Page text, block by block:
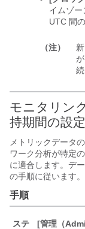
イムゾー
UTC 間
（注）
モニタリン
持期間の設定
メトリックデータ
ワーク分析が特定
に適合します。デ
の手順に従います。
手順
ステ
[管理（